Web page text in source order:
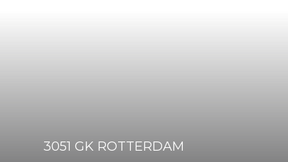
3051 GK ROTTERDAM